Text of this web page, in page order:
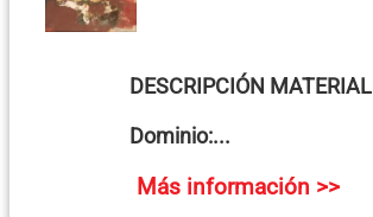
DESCRIPCIÓN MATERIAL
Dominio:...
Más información >>